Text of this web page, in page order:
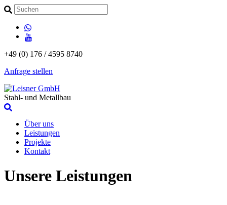
+49 (0) 176 / 4595 8740
Anfrage stellen
Stahl- und Metallbau
Über uns
Leistungen
Projekte
Kontakt
Unsere Leistungen